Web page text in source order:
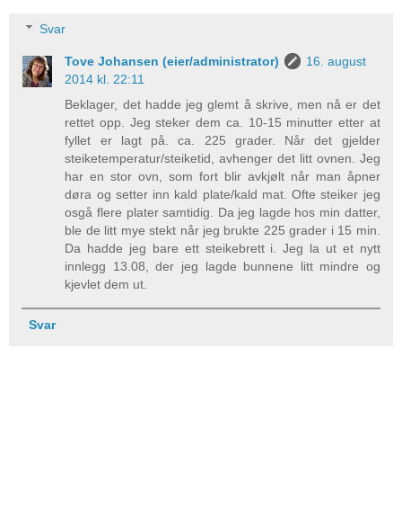
Svar
Tove Johansen (eier/administrator)
16. august
2014 kl. 22:11
Beklager, det hadde jeg glemt å skrive, men nå er det
rettet opp. Jeg steker dem ca. 10-15 minutter etter at
fyllet er lagt på. ca. 225 grader. Når det gjelder
steiketemperatur/steiketid, avhenger det litt ovnen. Jeg
har en stor ovn, som fort blir avkjølt når man åpner
døra og setter inn kald plate/kald mat. Ofte steiker jeg
osgå flere plater samtidig. Da jeg lagde hos min datter,
ble de litt mye stekt når jeg brukte 225 grader i 15 min.
Da hadde jeg bare ett steikebrett i. Jeg la ut et nytt
innlegg 13.08, der jeg lagde bunnene litt mindre og
kjevlet dem ut.
Svar